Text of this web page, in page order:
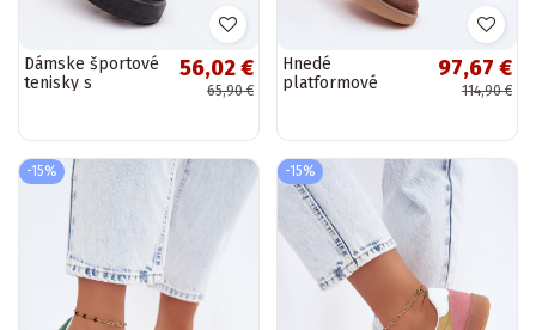
Dámske športové
tenisky s
56,02 €
65,90 €
Hnedé
platformové
97,67 €
114,90 €
-15% -15%